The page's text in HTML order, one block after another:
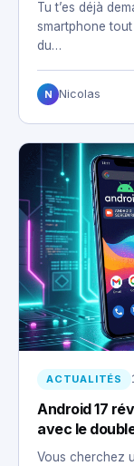
Tu t’es déjà
smartphone
du…
N Nicolas
ACTUALITÉS
Android 17
avec le
Vous cherchez